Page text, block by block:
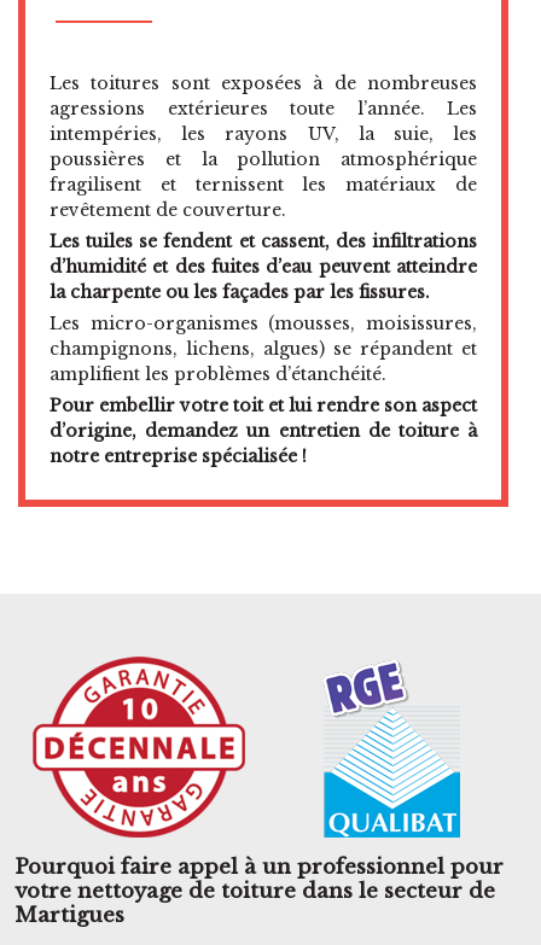
Les toitures sont exposées à de nombreuses
agressions extérieures toute l’année. Les
intempéries, les rayons UV, la suie, les
poussières et la pollution atmosphérique
fragilisent et ternissent les matériaux de
revêtement de couverture.
Les tuiles se fendent et cassent, des infiltrations
d’humidité et des fuites d’eau peuvent atteindre
la charpente ou les façades par les fissures.
Les micro-organismes (mousses, moisissures,
champignons, lichens, algues) se répandent et
amplifient les problèmes d’étanchéité.
Pour embellir votre toit et lui rendre son aspect
d’origine, demandez un entretien de toiture à
notre entreprise spécialisée !
Pourquoi faire appel à un professionnel pour
votre nettoyage de toiture dans le secteur de
Martigues